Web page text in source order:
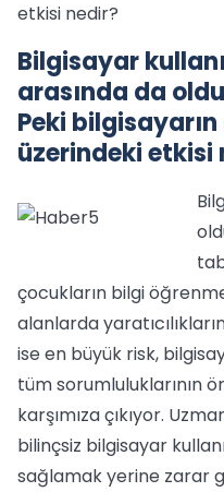
etkisi nedir?
Bilgisayar
arasında da
Peki
üzerindeki etkisi
çocukların bilgi
alanlarda
ise en büyük risk,
tüm sorumluluklarının
karşımıza çıkıyor.
bilinçsiz bilgisayar
sağlamak yerine zarar